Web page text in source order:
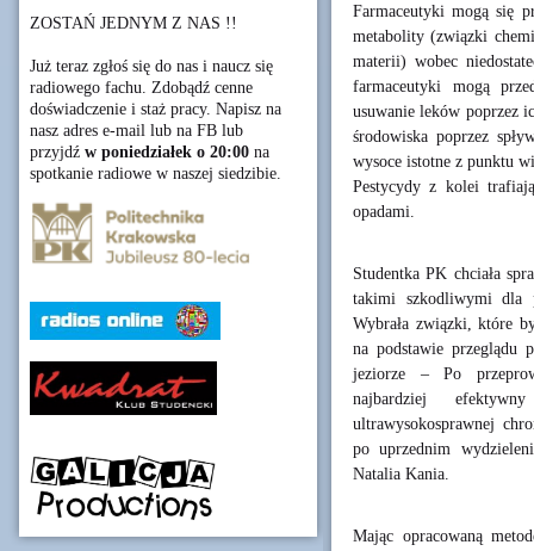
ZOSTAŃ JEDNYM Z NAS !!
Już teraz zgłoś się do nas i naucz się
radiowego fachu. Zdobądź cenne
doświadczenie i staż pracy. Napisz na
nasz adres e-mail lub na FB lub
przyjdź w poniedziałek o 20:00 na
spotkanie radiowe w naszej siedzibie.
Farmaceutyki mogą się
metabolity (związki
materii) wobec
farmaceutyki mogą
usuwanie leków poprzez
środowiska poprzez
wysoce istotne z punktu
Pestycydy z kolei
opadami.
Studentka PK chciała
takimi szkodliwymi dla
Wybrała związki, które
na podstawie przeglądu
jeziorze – Po
najbardziej
ultrawysokosprawnej
po uprzednim
Natalia Kania.
Mając opracowaną